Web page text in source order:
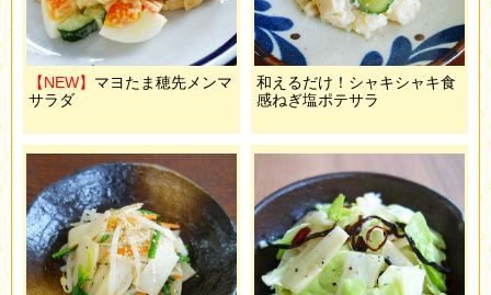
【NEW】 マヨたま穂先メンマ
サラダ
和えるだけ！シャキシャキ食
感ねぎ塩ポテサラ